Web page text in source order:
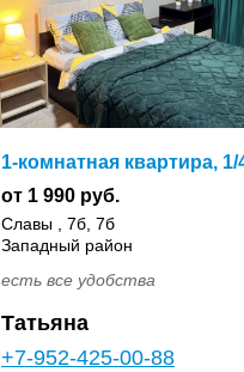
1-комнатная квартира, 1/
от 1 990 руб.
Славы , 7б, 7б
Западный район
есть все удобства
Татьяна
+7-952-425-00-88